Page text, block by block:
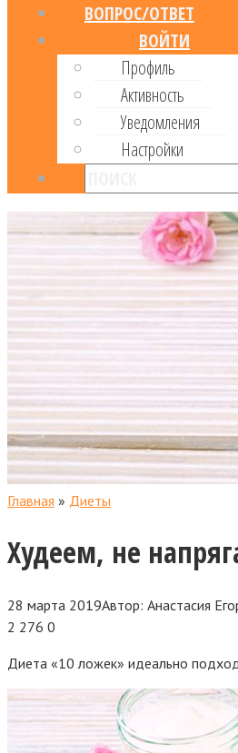
ВОПРОС/ОТВЕТ
ВОЙТИ
Профиль
Активность
Уведомления
Настройки
Главная » Диеты
Худеем, не
28 марта 2019Автор: Анастасия
2 276 0
Диета «10 ложек» идеально